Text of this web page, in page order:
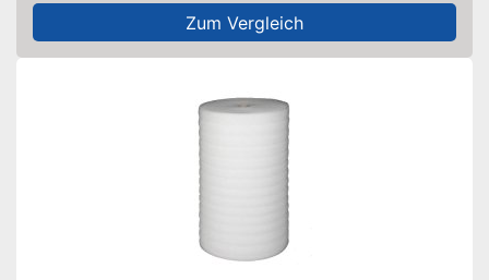
Zum Vergleich